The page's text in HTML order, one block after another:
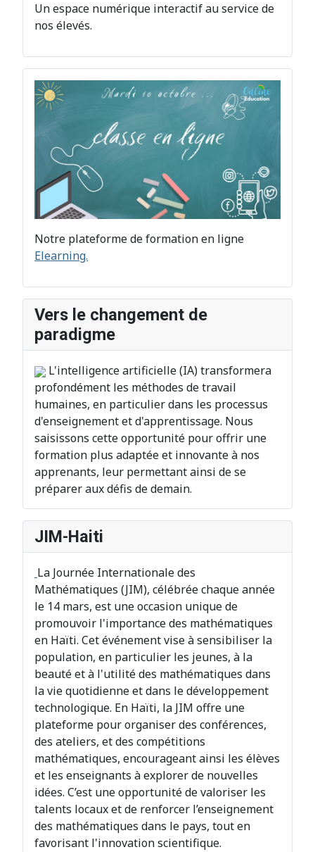
Un espace numérique interactif au service de
nos élevés.
Notre plateforme de formation en ligne
Elearning.
Vers le changement de
paradigme
L'intelligence artificielle (IA) transformera
profondément les méthodes de travail
humaines, en particulier dans les processus
d'enseignement et d'apprentissage. Nous
saisissons cette opportunité pour offrir une
formation plus adaptée et innovante à nos
apprenants, leur permettant ainsi de se
préparer aux défis de demain.
JIM-Haiti
La Journée Internationale des
Mathématiques (JIM), célébrée chaque année
le 14 mars, est une occasion unique de
promouvoir l'importance des mathématiques
en Haïti. Cet événement vise à sensibiliser la
population, en particulier les jeunes, à la
beauté et à l'utilité des mathématiques dans
la vie quotidienne et dans le développement
technologique. En Haïti, la JIM offre une
plateforme pour organiser des conférences,
des ateliers, et des compétitions
mathématiques, encourageant ainsi les élèves
et les enseignants à explorer de nouvelles
idées. C’est une opportunité de valoriser les
talents locaux et de renforcer l’enseignement
des mathématiques dans le pays, tout en
favorisant l'innovation scientifique.